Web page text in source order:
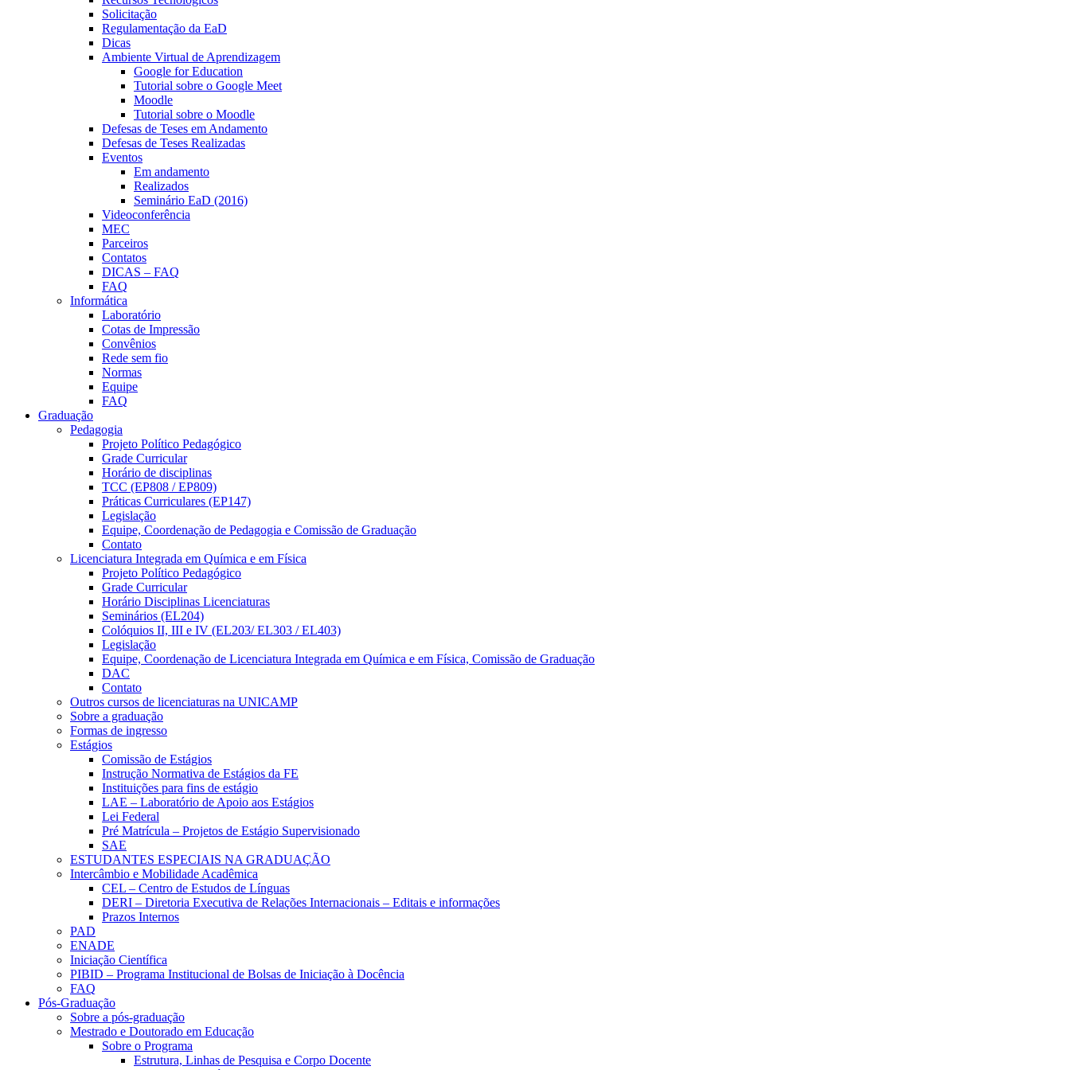
Solicitação
Regulamentação da EaD
Dicas
Ambiente Virtual de Aprendizagem
Google for Education
Tutorial sobre o Google Meet
Moodle
Tutorial sobre o Moodle
Defesas de Teses em Andamento
Defesas de Teses Realizadas
Eventos
Em andamento
Realizados
Seminário EaD (2016)
Videoconferência
MEC
Parceiros
Contatos
DICAS – FAQ
FAQ
Informática
Laboratório
Cotas de Impressão
Convênios
Rede sem fio
Normas
Equipe
FAQ
Graduação
Pedagogia
Projeto Político Pedagógico
Grade Curricular
Horário de disciplinas
TCC (EP808 / EP809)
Práticas Curriculares (EP147)
Legislação
Equipe, Coordenação de Pedagogia e Comissão de Graduação
Contato
Licenciatura Integrada em Química e em Física
Projeto Político Pedagógico
Grade Curricular
Horário Disciplinas Licenciaturas
Seminários (EL204)
Colóquios II, III e IV (EL203/ EL303 / EL403)
Legislação
Equipe, Coordenação de Licenciatura Integrada em Química e em Física, Comissão de Graduação
DAC
Contato
Outros cursos de licenciaturas na UNICAMP
Sobre a graduação
Formas de ingresso
Estágios
Comissão de Estágios
Instrução Normativa de Estágios da FE
Instituições para fins de estágio
LAE – Laboratório de Apoio aos Estágios
Lei Federal
Pré Matrícula – Projetos de Estágio Supervisionado
SAE
ESTUDANTES ESPECIAIS NA GRADUAÇÃO
Intercâmbio e Mobilidade Acadêmica
CEL – Centro de Estudos de Línguas
DERI – Diretoria Executiva de Relações Internacionais – Editais e informações
Prazos Internos
PAD
ENADE
Iniciação Científica
PIBID – Programa Institucional de Bolsas de Iniciação à Docência
FAQ
Pós-Graduação
Sobre a pós-graduação
Mestrado e Doutorado em Educação
Sobre o Programa
Estrutura, Linhas de Pesquisa e Corpo Docente